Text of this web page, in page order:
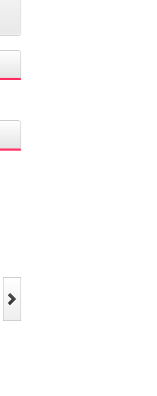
東京都文京区小日向2丁目